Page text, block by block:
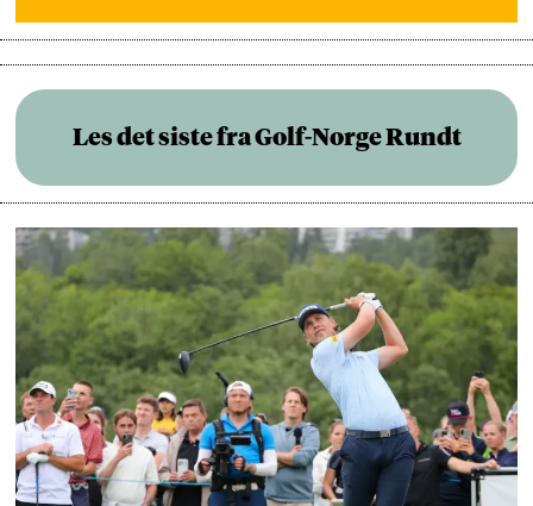
Les det siste fra Golf-Norge Rundt